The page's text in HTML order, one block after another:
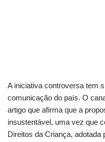
A iniciativa controversa tem
comunicação do país. O
artigo que afirma que a
insustentável, uma vez que
Direitos da Criança, adotada